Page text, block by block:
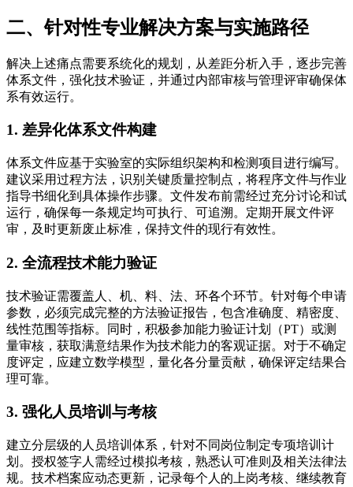
二、针对性专业解决方案与实施路径
解决上述痛点需要系统化的规划，从差距分析入手，逐步完善
体系文件，强化技术验证，并通过内部审核与管理评审确保体
系有效运行。
1. 差异化体系文件构建
体系文件应基于实验室的实际组织架构和检测项目进行编写。
建议采用过程方法，识别关键质量控制点，将程序文件与作业
指导书细化到具体操作步骤。文件发布前需经过充分讨论和试
运行，确保每一条规定均可执行、可追溯。定期开展文件评
审，及时更新废止标准，保持文件的现行有效性。
2. 全流程技术能力验证
技术验证需覆盖人、机、料、法、环各个环节。针对每个申请
参数，必须完成完整的方法验证报告，包含准确度、精密度、
线性范围等指标。同时，积极参加能力验证计划（PT）或测
量审核，获取满意结果作为技术能力的客观证据。对于不确定
度评定，应建立数学模型，量化各分量贡献，确保评定结果合
理可靠。
3. 强化人员培训与考核
建立分层级的人员培训体系，针对不同岗位制定专项培训计
划。授权签字人需经过模拟考核，熟悉认可准则及相关法律法
规。技术档案应动态更新，记录每个人的上岗考核、继续教育